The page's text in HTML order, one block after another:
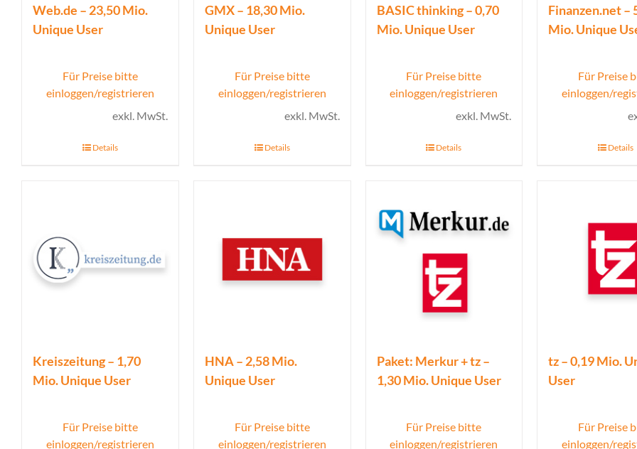
Web.de – 23,50 Mio.
Unique User
Für Preise bitte
einloggen/registrieren
exkl. MwSt.
Details
GMX – 18,30 Mio.
Unique User
Für Preise bitte
einloggen/registrieren
exkl. MwSt.
Details
BASIC thinking – 0,70
Mio. Unique User
Für Preise bitte
einloggen/registrieren
exkl. MwSt.
Details
Finanzen.net –
Mio. Unique
Für Preise
einloggen/
Details
Kreiszeitung – 1,70
Mio. Unique User
Für Preise bitte
einloggen/registrieren
HNA – 2,58 Mio.
Unique User
Für Preise bitte
einloggen/registrieren
Paket: Merkur + tz –
1,30 Mio. Unique User
Für Preise bitte
einloggen/registrieren
tz – 0,19 Mio.
User
Für Preise
einloggen/